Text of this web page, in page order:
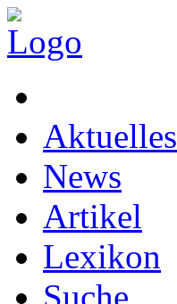
Aktuelles
News
Artikel
Lexikon